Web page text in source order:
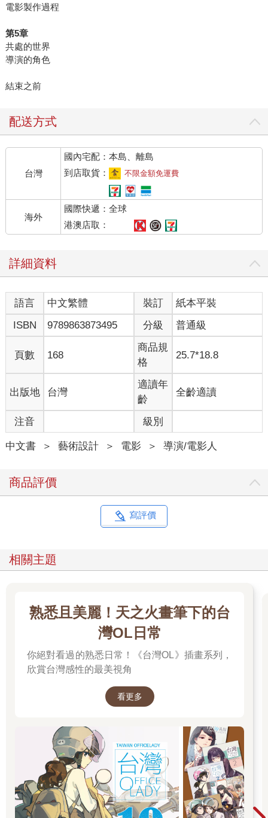
電影製作過程
第5章
共處的世界
導演的角色
結束之前
配送方式
台灣
國內宅配：本島、離島
到店取貨：
不限金額免運費
海外
國際快遞：全球
港澳店取：
詳細資料
語言 中文繁體 裝訂
紙本平裝
ISBN
9789863873495 分級 普通級
頁數 168
商品規
格
25.7*18.8
出版地 台灣
適讀年
齡
全齡適讀
注音 級別
中文書 ＞ 藝術設計 ＞ 電影 ＞ 導演/電影人
商品評價
寫評價
相關主題
熟悉且美麗！天之火畫筆下的台
灣OL日常
你絕對看過的熟悉日常！《台灣OL》插畫系列，
欣賞台灣感性的最美視角
看更多